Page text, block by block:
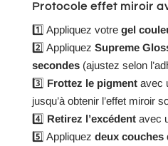
Protocole effet miroir
1️⃣ Appliquez votre gel
2️⃣ Appliquez Supreme
secondes(ajustez selon
3️⃣ Frottez le pigmentavec
jusqu’à obtenir l’effet miroir
4️⃣ Retirez l’excédentavec
5️⃣ Appliquez deux couches